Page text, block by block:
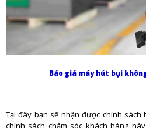
Báo giá máy hút bụi
Tại đây bạn sẽ nhận được chính
chính sách chăm sóc khách hàng